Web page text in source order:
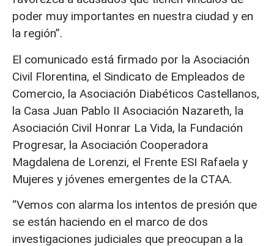
poder muy importantes en nuestra ciudad y en
la región”.
El comunicado está firmado por la Asociación
Civil Florentina, el Sindicato de Empleados de
Comercio, la Asociación Diabéticos Castellanos,
la Casa Juan Pablo II Asociación Nazareth, la
Asociación Civil Honrar La Vida, la Fundación
Progresar, la Asociación Cooperadora
Magdalena de Lorenzi, el Frente ESI Rafaela y
Mujeres y jóvenes emergentes de la CTAA.
“Vemos con alarma los intentos de presión que
se están haciendo en el marco de dos
investigaciones judiciales que preocupan a la